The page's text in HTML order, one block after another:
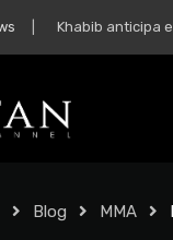
Khabib anticipa el
Blog MMA